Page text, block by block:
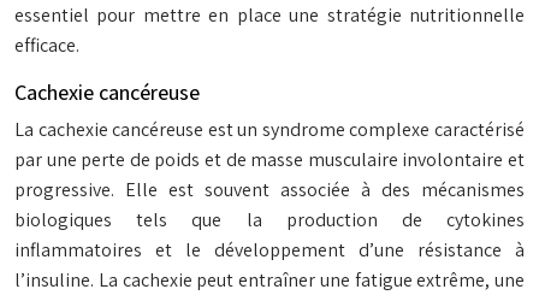
essentiel pour mettre en place une stratégie nutritionnelle
efficace.
Cachexie cancéreuse
La cachexie cancéreuse est un syndrome complexe caractérisé
par une perte de poids et de masse musculaire involontaire et
progressive. Elle est souvent associée à des mécanismes
biologiques tels que la production de cytokines
inflammatoires et le développement d’une résistance à
l’insuline. La cachexie peut entraîner une fatigue extrême, une